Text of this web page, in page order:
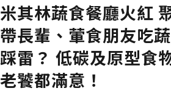
米其林蔬食餐廳火紅
帶長輩、葷食朋友吃
踩雷？ 低碳及原型食
老饕都滿意！